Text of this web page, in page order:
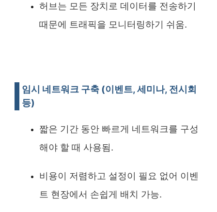
허브는 모든 장치로 데이터를 전송하기
때문에 트래픽을 모니터링하기 쉬움.
임시 네트워크 구축 (이벤트, 세미나, 전시회
등)
짧은 기간 동안 빠르게 네트워크를 구성
해야 할 때 사용됨.
비용이 저렴하고 설정이 필요 없어 이벤
트 현장에서 손쉽게 배치 가능.